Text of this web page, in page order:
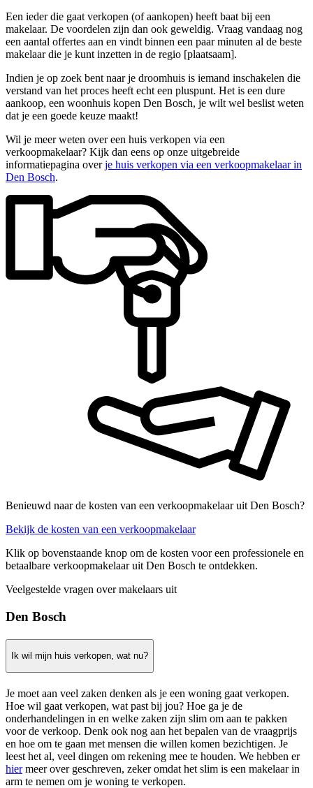
Een ieder die gaat verkopen (of aankopen) heeft baat bij een
makelaar. De voordelen zijn dan ook geweldig. Vraag vandaag nog
een aantal offertes aan en vindt binnen een paar minuten al de beste
makelaar die je kunt inzetten in de regio [plaatsaam].
Indien je op zoek bent naar je droomhuis is iemand inschakelen die
verstand van het proces heeft echt een pluspunt. Het is een dure
aankoop, een woonhuis kopen Den Bosch, je wilt wel beslist weten
dat je een goede keuze maakt!
Wil je meer weten over een huis verkopen via een
verkoopmakelaar? Kijk dan eens op onze uitgebreide
informatiepagina overje huis verkopen via een verkoopmakelaar in
Den Bosch.
Benieuwd naar de kosten van een verkoopmakelaar uit Den Bosch?
Bekijk de kosten van een verkoopmakelaar
Klik op bovenstaande knop om de kosten voor een professionele en
betaalbare verkoopmakelaar uit Den Bosch te ontdekken.
Veelgestelde vragen over makelaars uit
Den Bosch
Ik wil mijn huis verkopen, wat nu?
Je moet aan veel zaken denken als je een woning gaat verkopen.
Hoe wil gaat verkopen, wat past bij jou? Hoe ga je de
onderhandelingen in en welke zaken zijn slim om aan te pakken
voor de verkoop. Denk ook nog aan het bepalen van de vraagprijs
en hoe om te gaan met mensen die willen komen bezichtigen. Je
leest het al, veel dingen om rekening mee te houden. We hebben er
hiermeer over geschreven, zeker omdat het slim is een makelaar in
arm te nemen om je woning te verkopen.